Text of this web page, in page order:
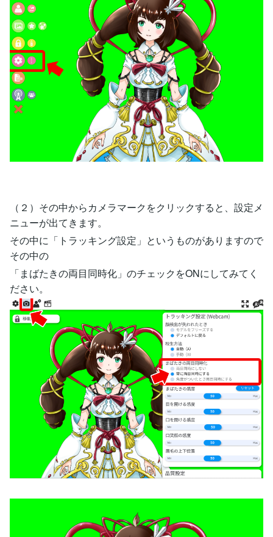
（２）その中からカメラマークをクリックすると、設定メ
ニューが出てきます。
その中に「トラッキング設定」というものがありますので
その中の
「まばたきの両目同時化」のチェックをONにしてみてく
ださい。